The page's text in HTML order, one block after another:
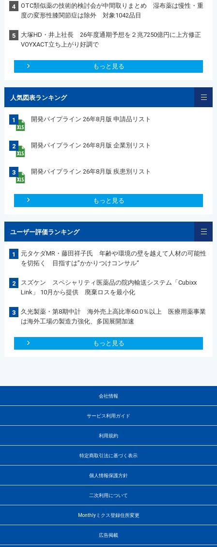
4
OTC類似薬の技術的検討会が中間取りまとめ 湿布薬は慢性・重
度の変形性膝関節症は除外 対象1042品目
5
大塚HD・井上社長 26年度通期予想を２兆7250億円に上方修正
VOYXACT立ち上がり好調で
もっと見る
人気図表ランキング
1 開発パイプライン 26年8月版 申請品リスト
2 開発パイプライン 26年8月版 企業別リスト
3 開発パイプライン 26年8月版 疾患別リスト
もっと見る
ユーザー評価ランキング
1
元タケダMR・藤田祥子氏 年齢や環境の壁を越えて人材の可能性
を切拓く 目指すは”かかりつけコンサル“
2
スズケン スペシャリティ医薬品の院内輸送システム「Cubixx
Link」 10月から提供 廃棄ロスを最小化
3
久光製薬・第8期中計 海外売上高比率60.0％以上 医療用薬事業
は海外工場の製造力強化、多国展開加速
もっと見る
会社情報
サービス利用ガイド
利用規約
特定商取引法に基づく表示
個人情報保護方針
二次利用について
Monthlyミクス登録住所変更
広告掲載